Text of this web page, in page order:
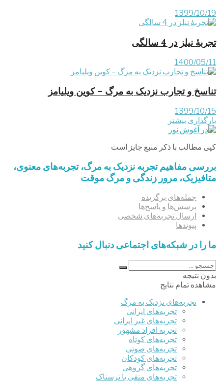
1399/10/19
تجربۀ نیلز در 4 سالگی
1400/05/11
تناسخ و تجارب نزدیک به مرگ – کوین ویلیامز
1399/10/15
بارگذاری بیشتر
کپی مطالب با ذکر منبع جایز است
بررسی مفاهیم تجربه‌ نزدیک به مرگ، تجربه‌های معنوی،
متافیزیک، مرور زندگی و مرگ موقت
جمله‌های برگزیده
پرسش‌ها و پاسخ‌ها
ارسال تجربه‌های شخصی
پیوندها
ما را در شبکه‌های اجتماعی دنبال کنید
بدون نتیجه
مشاهده تمام نتایج
تجربه‌های نزدیک به مرگ
تجربه‌های ایرانی
تجربه‌های غیر ایرانی
تجربه افراد مشهور
تجربه‌های کوتاه
تجربه‌های صوتی
تجربه‌های کودکان
تجربه‌های گروهی
‌تجربه‌های منفی یا ترسناک